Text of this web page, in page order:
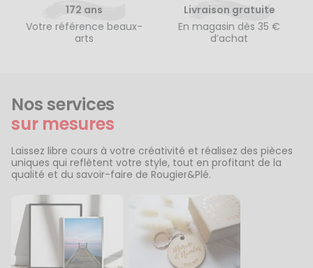
172 ans
Votre référence beaux-
arts
Livraison gratuite
En magasin dès 35 €
d’achat
Nos services
sur mesures
Laissez libre cours à votre créativité et réalisez des pièces
uniques qui reflètent votre style, tout en profitant de la
qualité et du savoir-faire de Rougier&Plé.